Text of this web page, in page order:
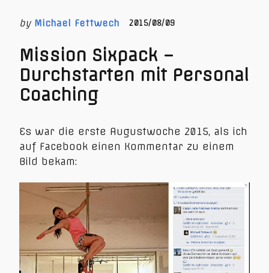
by Michael Fettwech 2015/08/09
Mission Sixpack –
Durchstarten mit Personal
Coaching
Es war die erste Augustwoche 2015, als ich
auf Facebook einen Kommentar zu einem
Bild bekam: